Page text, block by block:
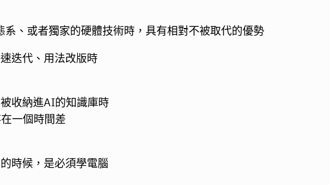
、或者獨家的硬體技術時，具有相對不被取代的優勢
迭代、用法改版時
收納進AI的知識庫時
一個時間差
時候，是必須學電腦